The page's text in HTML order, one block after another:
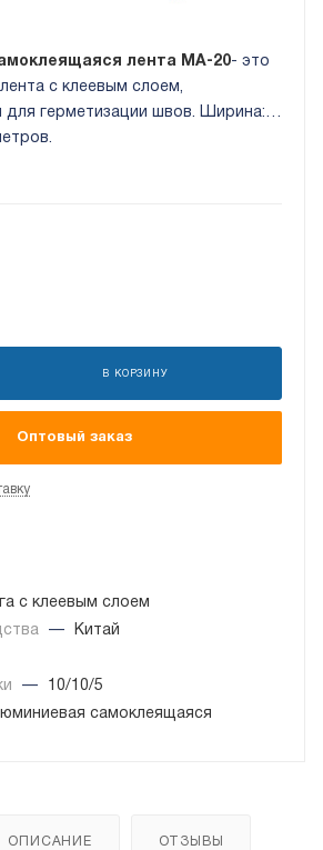
лента МА‑20- это
с клеевым слоем,
для герметизации швов. Ширина:
В КОРЗИНУ
Оптовый заказ
с клеевым слоем
—
Китай
—
10/10/5
самоклеящаяся
ОПИСАНИЕ ОТЗЫВЫ